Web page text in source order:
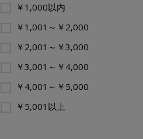
￥1,000以内
￥1,001～￥2,000
￥2,001～￥3,000
￥3,001～￥4,000
￥4,001～￥5,000
￥5,001以上